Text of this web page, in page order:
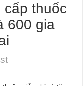
cấp thuốc
600 gia